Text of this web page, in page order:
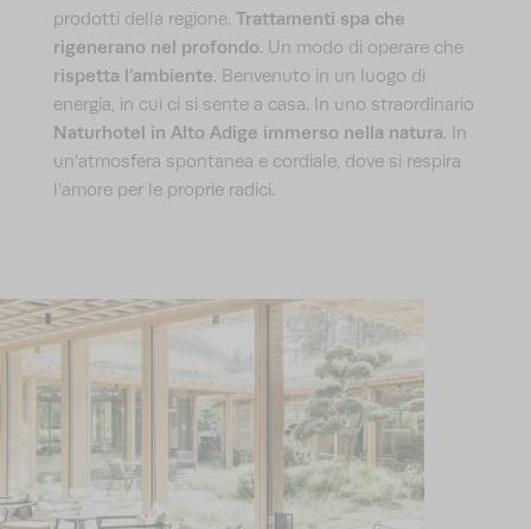
prodotti della regione. Trattamenti spa che
rigenerano nel profondo. Un modo di operare che
rispetta l’ambiente. Benvenuto in un luogo di
energia, in cui ci si sente a casa. In uno straordinario
Naturhotel in Alto Adige immerso nella natura. In
un’atmosfera spontanea e cordiale, dove si respira
l’amore per le proprie radici.